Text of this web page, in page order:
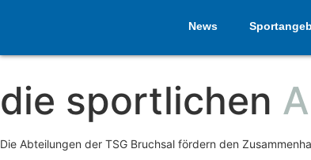
News
die sportlichen
Die Abteilungen der TSG Bruchsal fördern den